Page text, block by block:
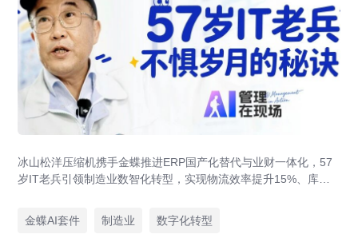
冰山松洋压缩机携手金蝶推进ERP国产化替代与业财一体化，57
岁IT老兵引领制造业数智化转型，实现物流效率提升15%、库存
金蝶AI套件
制造业 数字化转型